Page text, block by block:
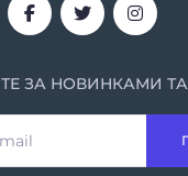
ЗА НОВИНКАМИ